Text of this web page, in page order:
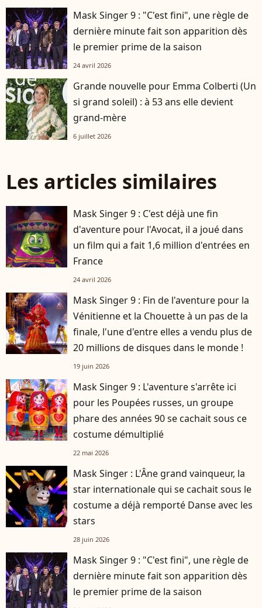
Mask Singer 9 : "C'est fini", une règle de
dernière minute fait son apparition dès
le premier prime de la saison
24 avril 2026
Grande nouvelle pour Emma Colberti (Un
si grand soleil) : à 53 ans elle devient
grand-mère
6 juillet 2026
Les articles similaires
Mask Singer 9 : C'est déjà une fin
d'aventure pour l'Avocat, il a joué dans
un film qui a fait 1,6 million d'entrées en
France
24 avril 2026
Mask Singer 9 : Fin de l'aventure pour la
Vénitienne et la Chouette à un pas de la
finale, l'une d'entre elles a vendu plus de
20 millions de disques dans le monde !
19 juin 2026
Mask Singer 9 : L'aventure s'arrête ici
pour les Poupées russes, un groupe
phare des années 90 se cachait sous ce
costume démultiplié
22 mai 2026
Mask Singer : L'Âne grand vainqueur, la
star internationale qui se cachait sous le
costume a déjà remporté Danse avec les
stars
28 juin 2026
Mask Singer 9 : "C'est fini", une règle de
dernière minute fait son apparition dès
le premier prime de la saison